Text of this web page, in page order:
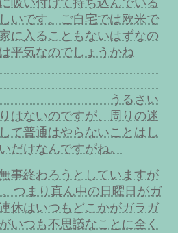
吸い付けて持ち込んでいる
いです。ご自宅では欧米で
に入ることもないはずなの
平気なのでしょうかね
。
さい
はないのですが、周りの迷
て普通はやらないことはし
だけなんですがね。
事終わろうとしていますが
つまり真ん中の日曜日がガ
休はいつもどこかがガラガ
いつも不思議なことに全く